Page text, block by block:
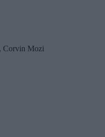
Corvin Mozi